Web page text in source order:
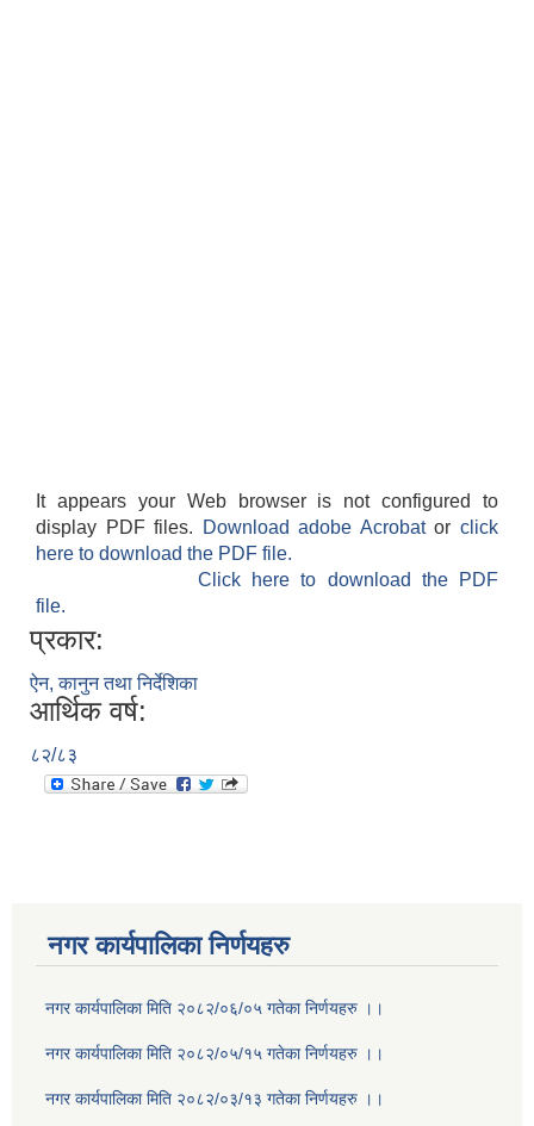
It appears your Web browser is not configured to
display PDF files.
Download adobe Acrobatorclick
here to download the PDF file.
Click here to download the PDF
file.
प्रकार:
ऐन, कानुन तथा निर्देशिका
आर्थिक वर्ष:
८२/८३
नगर कार्यपालिका निर्णयहरु
नगर कार्यपालिका मिति २०८२/०६/०५ गतेका निर्णयहरु ।।
नगर कार्यपालिका मिति २०८२/०५/१५ गतेका निर्णयहरु ।।
नगर कार्यपालिका मिति २०८२/०३/१३ गतेका निर्णयहरु ।।